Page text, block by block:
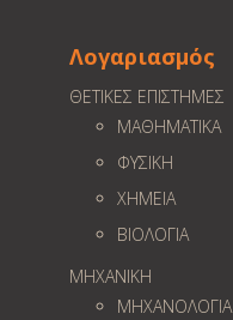
Λογαριασμός
ΘΕΤΙΚΕΣ ΕΠΙΣΤΗΜΕΣ
ΜΑΘΗΜΑΤΙΚΑ
ΦΥΣΙΚΗ
ΧΗΜΕΙΑ
ΒΙΟΛΟΓΙΑ
ΜΗΧΑΝΙΚΗ
ΜΗΧΑΝΟΛΟΓΙΑ